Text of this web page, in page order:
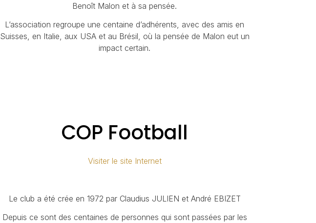
Benoît Malon et à sa pensée.
L’association regroupe une centaine d’adhérents, avec des amis en
Suisses, en Italie, aux USA et au Brésil, où la pensée de Malon eut un
impact certain.
COP Football
Visiter le site Internet
Le club a été crée en 1972 par Claudius JULIEN et André EBIZET
Depuis ce sont des centaines de personnes qui sont passées par les